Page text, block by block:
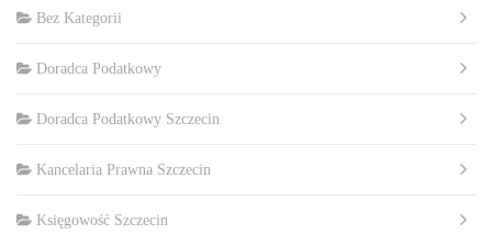
Bez Kategorii
Doradca Podatkowy
Doradca Podatkowy Szczecin
Kancelaria Prawna Szczecin
Księgowość Szczecin